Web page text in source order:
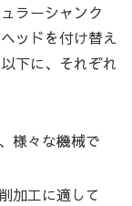
ラーシャンク
ッドを付け替え
下に、それぞれ
様々な機械で
加工に適して